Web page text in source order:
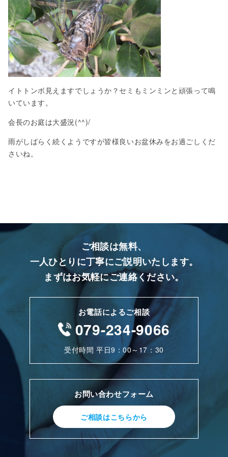
イトトンボ見えますでしょうか？セミもミンミンと頑張って鳴
いています。
会長のお庭は大盛況(^^)/
雨がしばらく続くようですが皆様良いお盆休みをお過ごしくだ
さいね。
ご相談は無料、
一人ひとりに丁寧にご説明いたします。
まずはお気軽にご連絡ください。
お電話によるご相談
079-234-9066
受付時間 平日9：00～17：30
お問い合わせフォーム
ご相談はこちらから